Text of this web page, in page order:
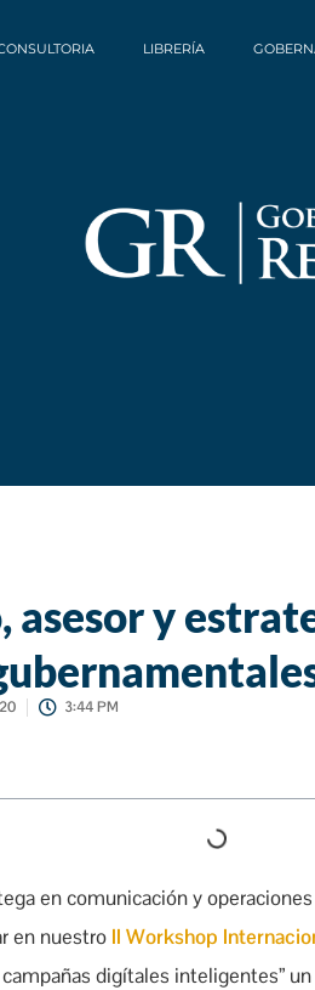
LIBRERÍA
asesor y
3:44 PM
en comunicación y
en nuestro II Workshop
digítales inteligentes”